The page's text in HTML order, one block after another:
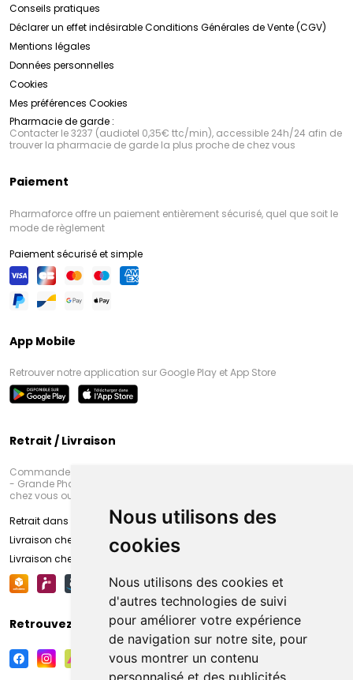
Nous utilisons des
cookies
Nous utilisons des cookies et
d'autres technologies de suivi
pour améliorer votre expérience
de navigation sur notre site, pour
vous montrer un contenu
personnalisé et des publicités
Conseils pratiques
Déclarer un effet indésirableConditions Générales de Vente (CGV)
Mentions légales
Données personnelles
Cookies
Mes préférences Cookies
Pharmacie de garde :
Contacter le 3237 (audiotel 0,35€ ttc/min), accessible 24h/24 afin de
trouver la pharmacie de garde la plus proche de chez vous
Paiement
Pharmaforce offre un paiement entièrement sécurisé, quel que soit le
mode de règlement
Paiement sécurisé et simple
App Mobile
Retrouver notre application sur Google Play et App Store
Retrait / Livraison
Commandez en ligne et venez chercher votre commande à Amiens
- Grande Pharmacie d’Amiens (Fachon) ou recevez-là rapidement
chez vous ou en point retrait
Retrait dans la pharmacie d’Amiens
Livraison chez vous
Livraison chez votre commerçant
Retrouvez-nous sur vos réseaux sociaux